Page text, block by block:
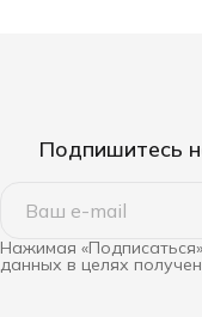
Подпишитесь
Нажимая
данных в целях